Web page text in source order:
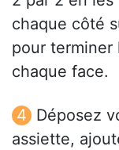
chaque côté
pour terminer
chaque face.
Déposez
assiette,